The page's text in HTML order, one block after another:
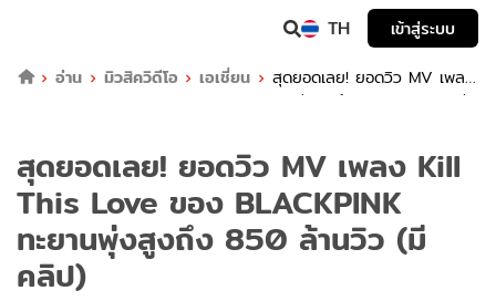
TH
เข้าสู่ระบบ
อ่าน
มิวสิควิดีโอ เอเชี่ยน
สุดยอดเลย! ยอดวิว MV เพลง
สุดยอดเลย! ยอดวิว MV เพลง Kill
This Love ของ BLACKPINK
ทะยานพุ่งสูงถึง 850 ล้านวิว (มี
คลิป)